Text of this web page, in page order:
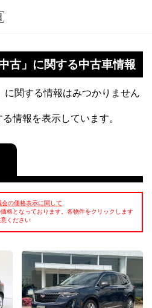
古」に関する中古車情報
に関する情報はみつかりません
情報を表示しています。
の価格表示に関して
格となっております。各物件をクリックします
ください